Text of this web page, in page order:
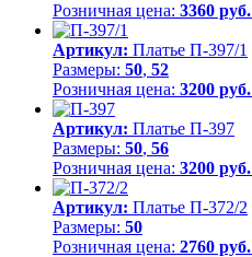
Розничная цена: 3360 руб.
Артикул: Платье П-397/1
Размеры: 50, 52
Розничная цена: 3200 руб.
Артикул: Платье П-397
Размеры: 50, 56
Розничная цена: 3200 руб.
Артикул: Платье П-372/2
Размеры: 50
Розничная цена: 2760 руб.